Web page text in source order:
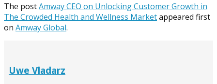
The postAmway CEO on Unlocking Customer Growth in
The Crowded Health and Wellness Marketappeared first
on Amway Global.
Uwe Vladarz